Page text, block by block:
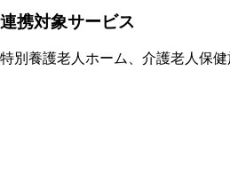
連携対象サービス
特別養護老人ホーム、介護老人保